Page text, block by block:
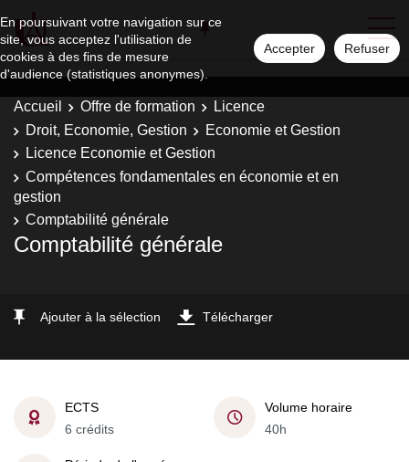
En poursuivant votre navigation sur ce
site, vous acceptez l'utilisation de
cookies à des fins de mesure
d'audience (statistiques anonymes).
Accepter Refuser
Accueil Offre de formation
Licence
Droit, Economie, Gestion
Economie et Gestion
Licence Economie et Gestion
Compétences fondamentales en économie et en
gestion
Comptabilité générale
Comptabilité générale
Ajouter à la sélection Télécharger
ECTS
6 crédits
Volume horaire
40h